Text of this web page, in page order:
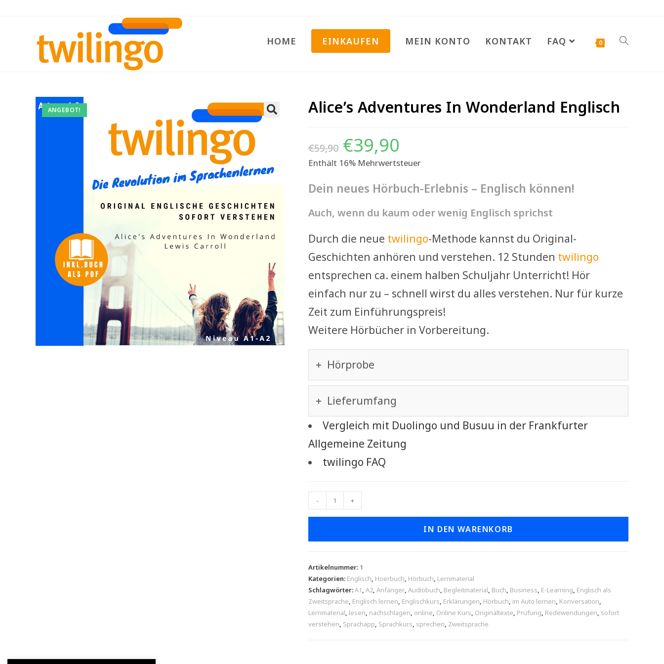
HOME EINKAUFEN MEIN KONTO KONTAKT FAQ 0
ANGEBOT! Alice’s Adventures In Wonderland Englisch
€59,90 €39,90
Enthält 16% Mehrwertsteuer
Dein neues Hörbuch-Erlebnis – Englisch können!
Auch, wenn du kaum oder wenig Englisch sprichst
Durch die neue twilingo-Methode kannst du Original-
Geschichten anhören und verstehen. 12 Stunden twilingo
entsprechen ca. einem halben Schuljahr Unterricht! Hör
einfach nur zu – schnell wirst du alles verstehen. Nur für kurze
Zeit zum Einführungspreis!
Weitere Hörbücher in Vorbereitung.
Hörprobe
Lieferumfang
Vergleich mit Duolingo und Busuu in der Frankfurter
Allgemeine Zeitung
twilingo FAQ
- +
IN DEN WARENKORB
Artikelnummer: 1
Kategorien: Englisch, Hoerbuch, Hörbuch, Lernmaterial
Schlagwörter:A1, A2, Anfänger, Audiobuch, Begleitmaterial, Buch, Business, E-Learning, Englisch als
Zweitsprache, Englisch lernen, Englischkurs, Erklärungen, Hörbuch, im Auto lernen, Konversation,
Lernmaterial, lesen, nachschlagen, online, Online Kurs, Originaltexte, Prüfung, Redewendungen, sofort
verstehen, Sprachapp, Sprachkurs, sprechen, Zweitsprache